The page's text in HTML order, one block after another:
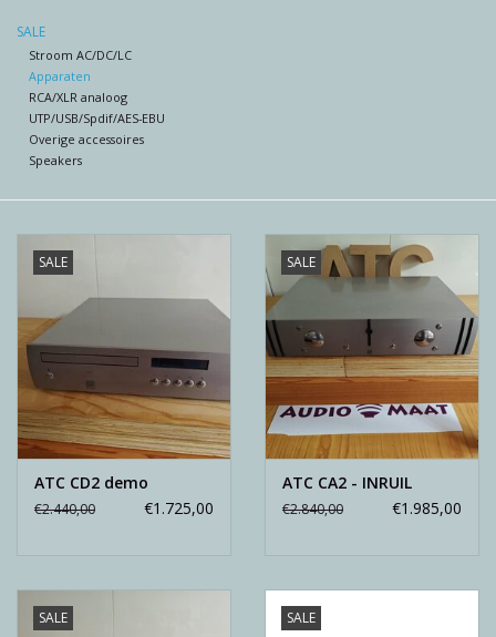
Sale
Info
Reviews
Merken
SALE
Stroom AC/DC/LC
Apparaten
RCA/XLR analoog
UTP/USB/Spdif/AES-EBU
Overige accessoires
Speakers
SALE
ATC CD2 demo
€2.440,00 €1.725,00
SALE
ATC CA2 - INRUIL
€2.840,00 €1.985,00
SALE SALE